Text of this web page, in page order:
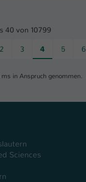
40 von 10799
2 3 4 5 6
in Anspruch genommen.
Sciences